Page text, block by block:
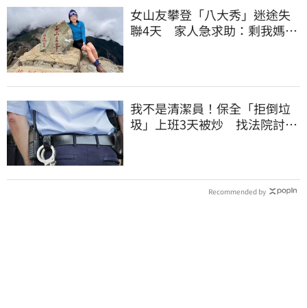
女山友攀登「八大秀」迷途失
聯4天 家人急求助：剩我媽還
我不是清潔員！保全「拒倒垃
圾」上班3天被炒 找法院討公
Recommended by